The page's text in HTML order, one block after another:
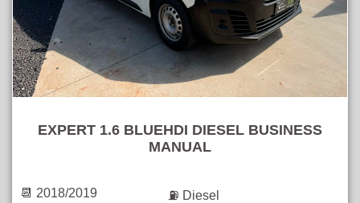
EXPERT 1.6 BLUEHDI DIESEL BUSINESS
MANUAL
📆 2018/2019
⛽ Diesel